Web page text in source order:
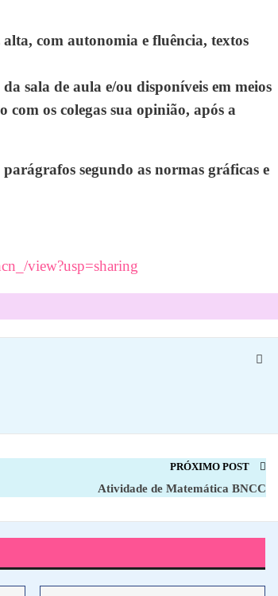
com autonomia e fluência, textos
sala de aula e/ou disponíveis em meios
os colegas sua opinião, após a
segundo as normas gráficas e
view?usp=sharing
PRÓXIMO POST
Atividade de Matemática BNCC